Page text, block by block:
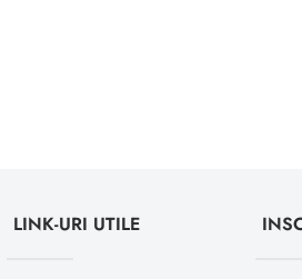
LINK-URI UTILE